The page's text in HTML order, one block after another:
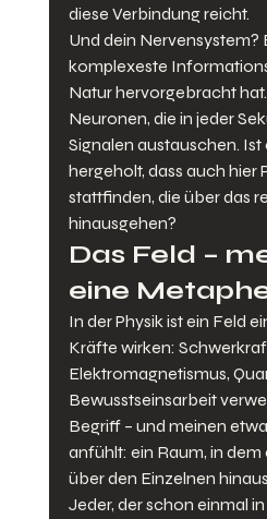
diese Verbindung reicht.
Und dein Nervensystem?
komplexeste
Natur hervorgebracht
Neuronen, die in jeder
Signalen austauschen. Ist
hergeholt, dass auch hier
stattfinden, die über das
hinausgehen?
Das Feld –
eine
In der Physik ist ein Feld
Kräfte wirken:
Elektromagnetismus,
Bewusstseinsarbeit
Begriff – und meinen
anfühlt: ein Raum, in dem
über den Einzelnen
Jeder, der schon einmal